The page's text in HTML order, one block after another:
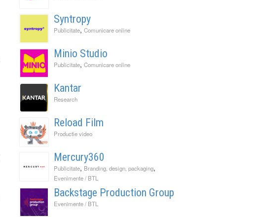
Syntropy
Publicitate, Comunicare online
Minio Studio
Publicitate, Comunicare online
Kantar
Research
Reload Film
Productie video
Mercury360
Publicitate, Branding, design, packaging,
Evenimente / BTL
Backstage Production Group
Evenimente / BTL